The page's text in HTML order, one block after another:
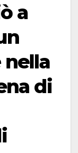
a
nella
di